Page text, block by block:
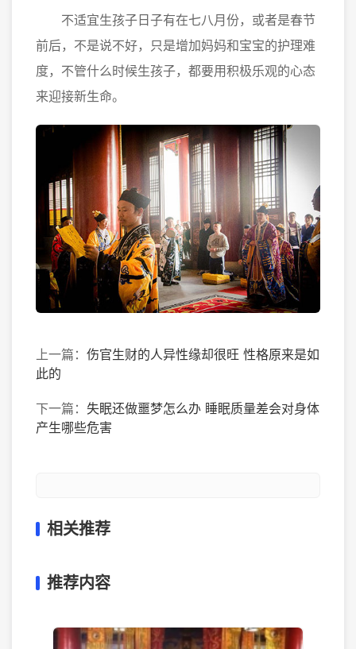
不适宜生孩子日子有在七八月份，或者是春节
前后，不是说不好，只是增加妈妈和宝宝的护理难
度，不管什么时候生孩子，都要用积极乐观的心态
来迎接新生命。
上一篇： 伤官生财的人异性缘却很旺 性格原来是如
此的
下一篇： 失眠还做噩梦怎么办 睡眠质量差会对身体
产生哪些危害
相关推荐
推荐内容